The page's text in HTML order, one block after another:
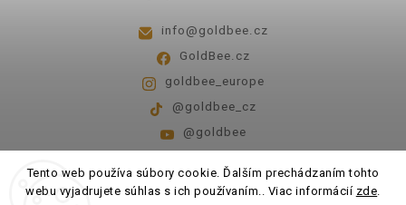
Tento web používa súbory cookie. Ďalším prechádzaním tohto
webu vyjadrujete súhlas s ich používaním.. Viac informácií zde.
info@goldbee.cz
GoldBee.cz
goldbee_europe
@goldbee_cz
@goldbee
Pondelok - piatok 8:00-14:00